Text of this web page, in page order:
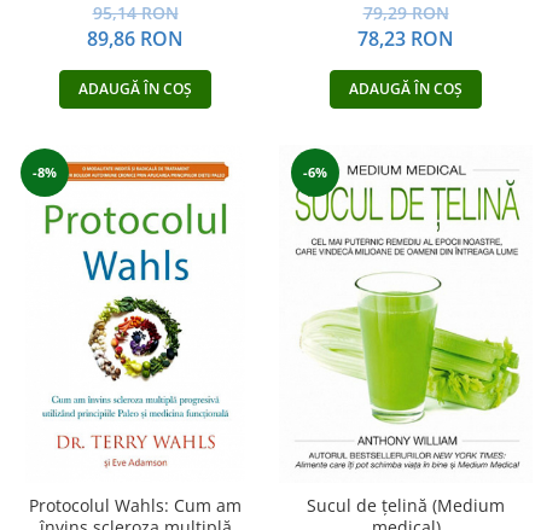
95,14 RON
89,86 RON
ADAUGĂ ÎN COȘ
79,29 RON
78,23 RON
ADAUGĂ ÎN COȘ
-8%
Protocolul Wahls: Cum am
-6%
Sucul de ţelină (Medium